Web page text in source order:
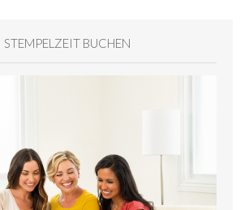
STEMPELZEIT BUCHEN